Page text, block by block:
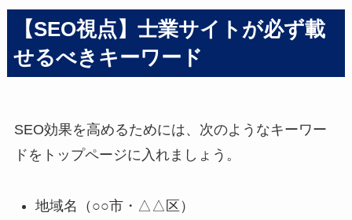
【SEO視点】士業サイトが必ず載
せるべきキーワード
SEO効果を高めるためには、次のようなキーワー
ドをトップページに入れましょう。
地域名（○○市・△△区）